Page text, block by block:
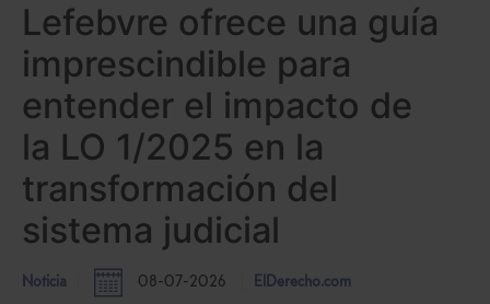
Lefebvre ofrece una guía
imprescindible para
entender el impacto de
la LO 1/2025 en la
transformación del
sistema judicial
Noticia 08-07-2026 ElDerecho.com